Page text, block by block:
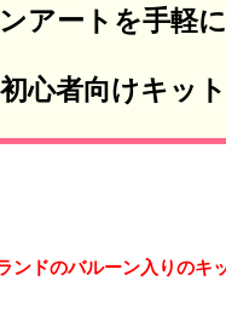
アートを手軽
初心者向けキット
ドのバルーン入りのキ